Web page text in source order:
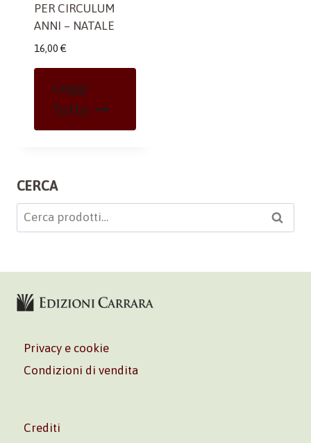
PER CIRCULUM
ANNI – NATALE
16,00 €
Leggi
Tutto
CERCA
Cerca: Cerca
Privacy e cookie
Condizioni di vendita
Crediti